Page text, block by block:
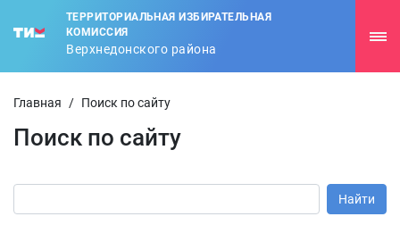
ТЕРРИТОРИАЛЬНАЯ ИЗБИРАТЕЛЬНАЯ
КОМИССИЯ
Верхнедонского района
Главная / Поиск по сайту
Поиск по сайту